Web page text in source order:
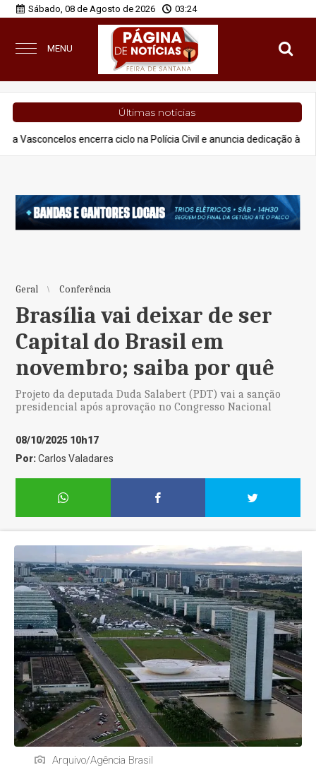
Sábado, 08 de Agosto de 2026 03:24
MENU
Últimas notícias
encerra ciclo na Polícia Civil e anuncia dedicação à advocacia e
Geral Conferência
Brasília vai deixar de ser
Capital do Brasil em
novembro; saiba por quê
Projeto da deputada Duda Salabert (PDT) vai a sanção
presidencial após aprovação no Congresso Nacional
08/10/2025 10h17
Por:Carlos Valadares
Arquivo/Agência Brasil